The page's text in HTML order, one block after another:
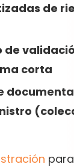
de
de
corta